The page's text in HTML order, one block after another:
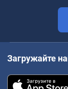
Загружайте